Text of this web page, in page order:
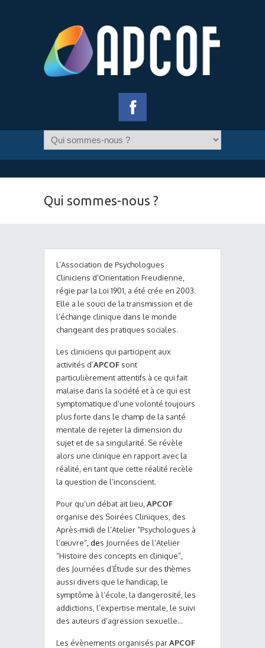
Qui sommes-nous ?
L’Association de Psychologues
Cliniciens d’Orientation Freudienne,
régie par la Loi 1901, a été crée en 2003.
Elle a le souci de la transmission et de
l’échange clinique dans le monde
changeant des pratiques sociales.
Les cliniciens qui participent aux
activités d’APCOF sont
particulièrement attentifs à ce qui fait
malaise dans la société et à ce qui est
symptomatique d’une volonté toujours
plus forte dans le champ de la santé
mentale de rejeter la dimension du
sujet et de sa singularité. Se révèle
alors une clinique en rapport avec la
réalité, en tant que cette réalité recèle
la question de l’inconscient.
Pour qu’un débat ait lieu, APCOF
organise des Soirées Cliniques, des
Après-midi de l’Atelier “Psychologues à
l’œuvre” , des Journées de l’Atelier
“Histoire des concepts en clinique”,
des Journées d’Étude sur des thèmes
aussi divers que le handicap, le
symptôme à l’école, la dangerosité, les
addictions, l’expertise mentale, le suivi
des auteurs d’agression sexuelle…
Les évènements organisés parAPCOF